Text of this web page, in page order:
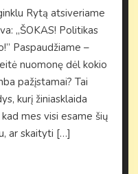
Rytą atsiveriame
„ŠOKAS! Politikas
Paspaudžiame –
nuomonę dėl kokio
pažįstamai? Tai
kurį žiniasklaida
mes visi esame šių
ar skaityti […]